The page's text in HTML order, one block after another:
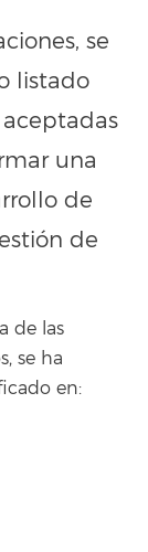
se
listado
una
de
de
de las
se ha
en: